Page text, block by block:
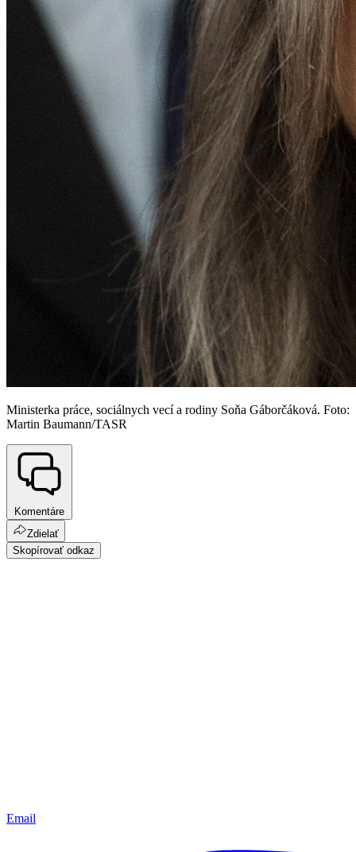
Ministerka práce, sociálnych vecí a rodiny Soňa Gáborčáková. Foto:
Martin Baumann/TASR
Komentáre
Zdielať
Skopírovať odkaz
Email